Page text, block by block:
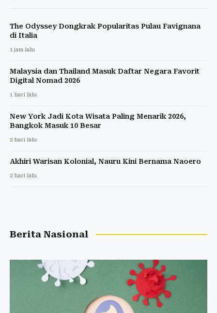
The Odyssey Dongkrak Popularitas Pulau Favignana
di Italia
1 jam lalu
Malaysia dan Thailand Masuk Daftar Negara Favorit
Digital Nomad 2026
1 hari lalu
New York Jadi Kota Wisata Paling Menarik 2026,
Bangkok Masuk 10 Besar
2 hari lalu
Akhiri Warisan Kolonial, Nauru Kini Bernama Naoero
2 hari lalu
Berita Nasional